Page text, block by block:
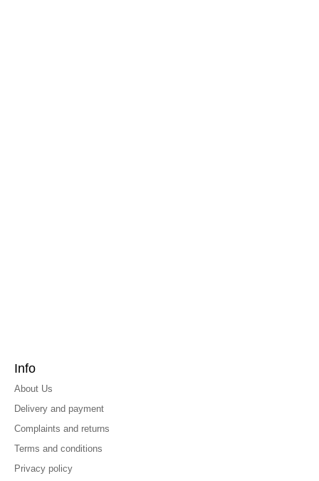
Info
About Us
Delivery and payment
Complaints and returns
Terms and conditions
Privacy policy